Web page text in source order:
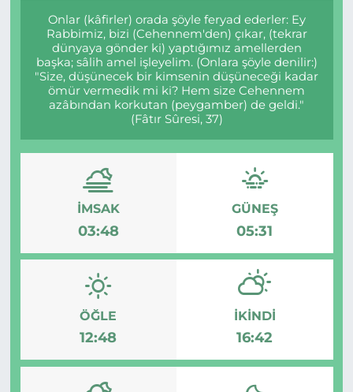
Onlar (kâfirler) orada şöyle feryad ederler: Ey
Rabbimiz, bizi (Cehennem'den) çıkar, (tekrar
dünyaya gönder ki) yaptığımız amellerden
başka; sâlih amel işleyelim. (Onlara şöyle denilir:)
"Size, düşünecek bir kimsenin düşüneceği kadar
ömür vermedik mi ki? Hem size Cehennem
azâbından korkutan (peygamber) de geldi."
(Fâtır Sûresi, 37)
İMSAK
03:48
GÜNEŞ
05:31
ÖĞLE
12:48
İKINDI
16:42